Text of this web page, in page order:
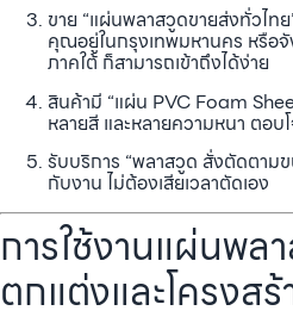
ขาย “แผ่นพลาสวูดขายส่งทั่วไท
คุณอยู่ในกรุงเทพมหานคร หรือ
ภาคใต้ ก็สามารถเข้าถึงได้ง่าย
สินค้ามี “แผ่น PVC Foam
หลายสี และหลายความหนา ตอ
รับบริการ “พลาสวูด สั่งตัดตามข
กับงาน ไม่ต้องเสียเวลาตัดเอง
การใช้งานแผ่นพล
ตกแต่งและโครงสร้